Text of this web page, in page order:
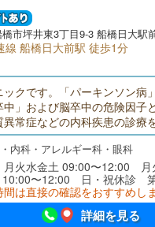
市坪井東3丁目9-3 船橋日大駅
線 船橋日大前駅 徒歩1分
クです。「パーキンソン病
中」および脳卒中の危険因子
常症などの内科疾患の診療
害、物忘れなどの症状のあ
道「船橋日大前」東口駅前
完備。神経内科専門医、指導
会認定内科医。眼科学会専門
内科・アレルギー科・眼科
火水金土 09:00〜12:00 月
〜12:00 日・祝休診
間は直接の確認をおすすめし
詳細を見る